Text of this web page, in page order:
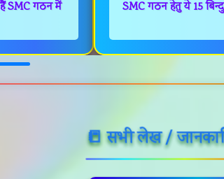
SMC गठन में SMC गठन हेतु ये 15
📒 सभी लेख /